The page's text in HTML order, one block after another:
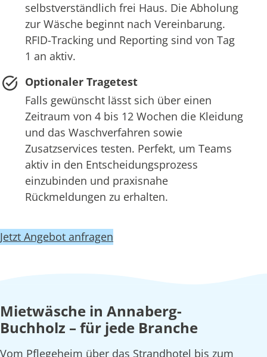
selbstverständlich frei Haus. Die Abholung
zur Wäsche beginnt nach Vereinbarung.
RFID-Tracking und Reporting sind von Tag
1 an aktiv.
Optionaler Tragetest
Falls gewünscht lässt sich über einen
Zeitraum von 4 bis 12 Wochen die Kleidung
und das Waschverfahren sowie
Zusatzservices testen. Perfekt, um Teams
aktiv in den Entscheidungsprozess
einzubinden und praxisnahe
Rückmeldungen zu erhalten.
Jetzt Angebot anfragen
Mietwäsche in Annaberg-
Buchholz – für jede Branche
Vom Pflegeheim über das Strandhotel bis zum